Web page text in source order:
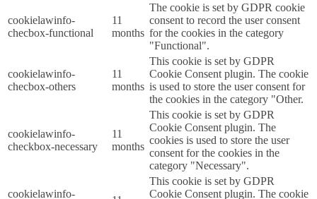
cookielawinfo-
checbox-functional
11
months
The cookie is set by GDPR cookie
consent to record the user consent
for the cookies in the category
"Functional".
cookielawinfo-
checbox-others
11
months
This cookie is set by GDPR
Cookie Consent plugin. The cookie
is used to store the user consent for
the cookies in the category "Other.
cookielawinfo-
checkbox-necessary
11
months
This cookie is set by GDPR
Cookie Consent plugin. The
cookies is used to store the user
consent for the cookies in the
category "Necessary".
cookielawinfo-
This cookie is set by GDPR
Cookie Consent plugin. The cookie